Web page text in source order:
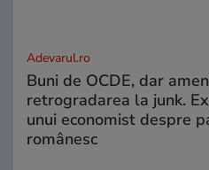
Adevarul.ro
Buni de OCDE, dar
retrogradarea la junk.
unui economist despre
românesc